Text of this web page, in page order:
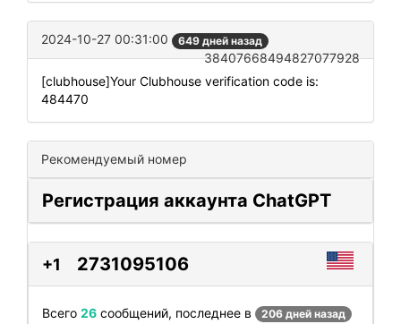
2024-10-27 00:31:00 649 дней назад
38407668494827077928
[clubhouse]Your Clubhouse verification code is:
484470
Рекомендуемый номер
Регистрация аккаунта ChatGPT
+1 2731095106
Всего 26 сообщений, последнее в 206 дней назад